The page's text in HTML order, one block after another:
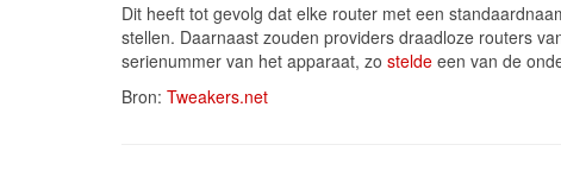
Dit heeft tot gevolg dat elke router met een
stellen. Daarnaast zouden providers draadloze routers
serienummer van het apparaat, zo stelde een van de
Bron: Tweakers.net